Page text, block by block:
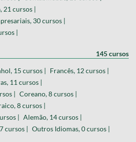
21 cursos |
30 cursos |
|
145 cursos
15 cursos | Francês, 12 cursos |
11 cursos |
| Coreano, 8 cursos |
8 cursos |
| Alemão, 14 cursos |
cursos | Outros Idiomas, 0 cursos |